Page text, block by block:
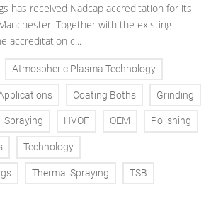
has received Nadcap accreditation for its
Together with the existing
accreditation c...
Atmospheric Plasma Technology
Coating Boths Grinding
Spraying HVOF OEM Polishing
Technology
Thermal Spraying TSB